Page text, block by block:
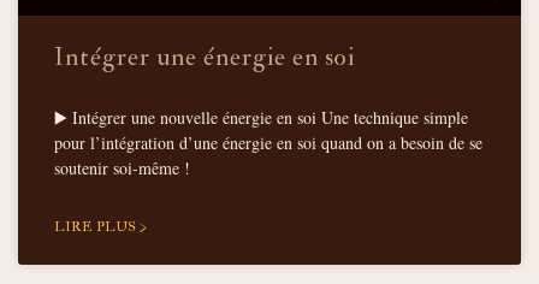
Intégrer une énergie en soi
▶️ Intégrer une nouvelle énergie en soi Une technique simple
pour l’intégration d’une énergie en soi quand on a besoin de se
soutenir soi-même !
LIRE PLUS >